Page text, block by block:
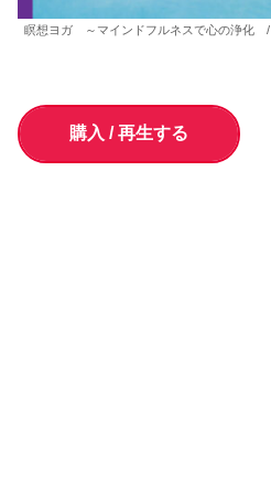
瞑想ヨガ ～マインドフルネスで心の浄化
購入 / 再生する